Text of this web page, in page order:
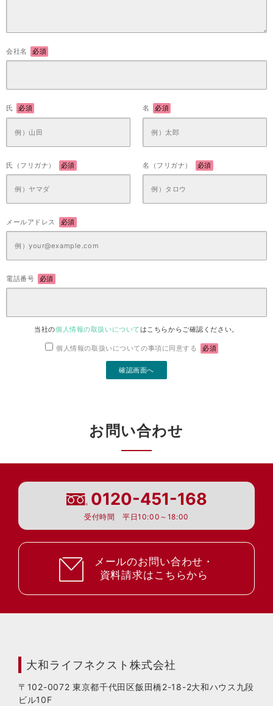
会社名 必須
氏 必須 名 必須
氏（フリガナ） 必須 名（フリガナ） 必須
メールアドレス 必須
電話番号 必須
当社の個人情報の取扱いについてはこちらからご確認ください。
個人情報の取扱いについての事項に同意する 必須
お問い合わせ
0120-451-168
受付時間 平日10:00～18:00
メールのお問い合わせ・
資料請求はこちらから
大和ライフネクスト株式会社
〒102-0072 東京都千代田区飯田橋2-18-2大和ハウス九段
ビル10F